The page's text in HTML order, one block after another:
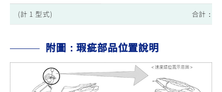
(計 1 型式) 合計：
附圖：瑕疵部品位置說明